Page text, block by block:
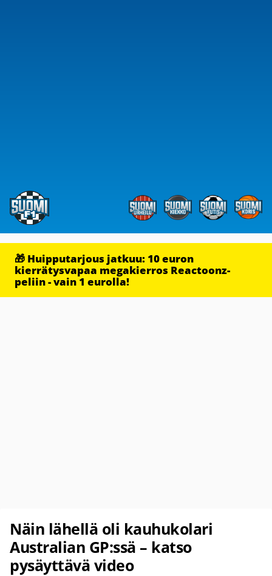
🎁 Huipputarjous jatkuu: 10 euron
kierrätysvapaa megakierros Reactoonz-
peliin - vain 1 eurolla!
Näin lähellä oli kauhukolari
Australian GP:ssä – katso
pysäyttävä video